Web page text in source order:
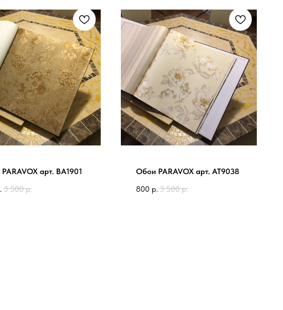
арт. BA1901
3 500 р.
Обои PARAVOX арт. AT9038
800 р. 3 500 р.